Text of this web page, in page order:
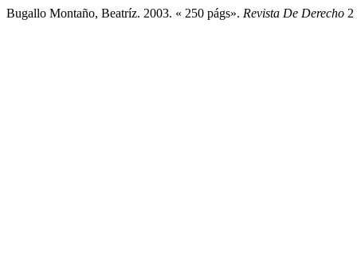
Bugallo Montaño, Beatríz. 2003. « 250 págs». Revista De Derecho 2